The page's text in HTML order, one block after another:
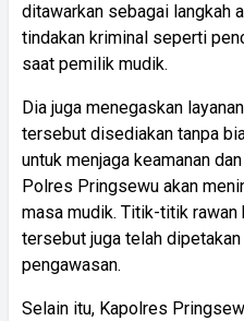
ditawarkan sebagai langkah
tindakan kriminal seperti
saat pemilik mudik.
Dia juga menegaskan
tersebut disediakan tanpa
untuk menjaga keamanan
Polres Pringsewu akan
masa mudik. Titik-titik
tersebut juga telah
pengawasan.
Selain itu, Kapolres